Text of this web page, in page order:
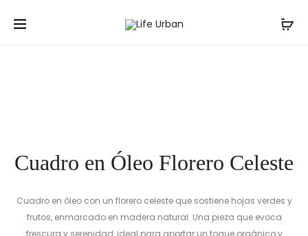
CUADRO
CUADRO
Inicio Cuadro en Óleo Florero Celeste
Cuadro en Óleo Florero Celeste
Cuadro en óleo con un florero celeste que sostiene hojas verdes y
frutos, enmarcado en madera natural. Una pieza que evoca
frescura y serenidad, ideal para aportar un toque orgánico y